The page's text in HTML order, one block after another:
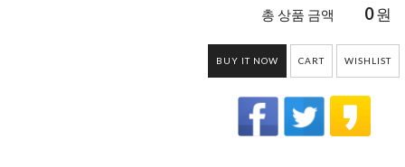
총 상품 금액 0원
BUY IT NOW CART WISHLIST